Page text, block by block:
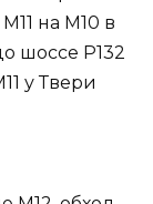
на М10 в
шоссе Р132
у Твери